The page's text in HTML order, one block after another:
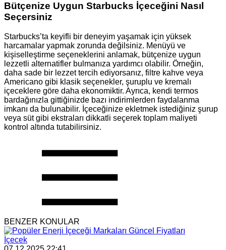
Bütçenize Uygun Starbucks İçeceğini Nasıl
Seçersiniz
Starbucks’ta keyifli bir deneyim yaşamak için yüksek
harcamalar yapmak zorunda değilsiniz. Menüyü ve
kişiselleştirme seçeneklerini anlamak, bütçenize uygun
lezzetli alternatifler bulmanıza yardımcı olabilir. Örneğin,
daha sade bir lezzet tercih ediyorsanız, filtre kahve veya
Americano gibi klasik seçenekler, şuruplu ve kremalı
içeceklere göre daha ekonomiktir. Ayrıca, kendi termos
bardağınızla gittiğinizde bazı indirimlerden faydalanma
imkanı da bulunabilir. İçeceğinize ekletmek istediğiniz şurup
veya süt gibi ekstraları dikkatli seçerek toplam maliyeti
kontrol altında tutabilirsiniz.
BENZER KONULAR
İçecek